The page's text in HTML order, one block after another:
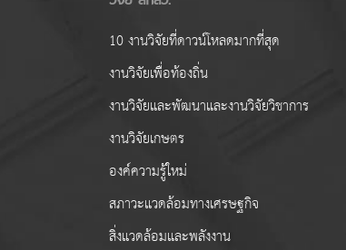
10 งานวิจัยที่ดาวน์โหลดมากที่สุด
งานวิจัยเพื่อท้องถิ่น
งานวิจัยและพัฒนาและงานวิจัยวิชาการ
งานวิจัยเกษตร
องค์ความรู้ใหม่
สภาวะแวดล้อมทางเศรษฐกิจ
สิ่งแวดล้อมและพลังงาน